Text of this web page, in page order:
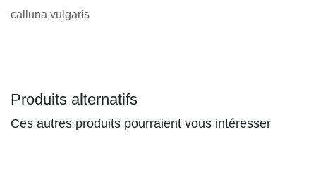
calluna vulgaris
Produits alternatifs
Ces autres produits pourraient vous intéresser